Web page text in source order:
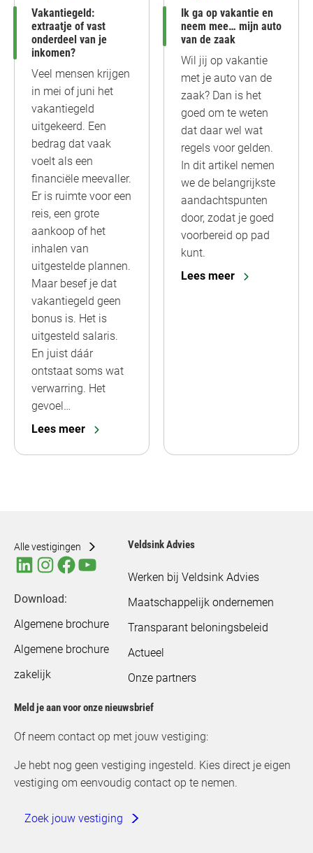
Vakantiegeld:
extraatje of vast
onderdeel van je
inkomen?
Veel mensen krijgen
in mei of juni het
vakantiegeld
uitgekeerd. Een
bedrag dat vaak
voelt als een
financiële meevaller.
Er is ruimte voor een
reis, een grote
aankoop of het
inhalen van
uitgestelde plannen.
Maar besef je dat
vakantiegeld geen
bonus is. Het is
uitgesteld salaris.
En juist dáár
ontstaat soms wat
verwarring. Het
gevoel…
Lees meer
Ik ga op vakantie en
neem mee… mijn auto
van de zaak
Wil jij op vakantie
met je auto van de
zaak? Dan is het
goed om te weten
dat daar wel wat
regels voor gelden.
In dit artikel nemen
we de belangrijkste
aandachtspunten
door, zodat je goed
voorbereid op pad
kunt.
Lees meer
Alle vestigingen
Download:
Algemene brochure
Algemene brochure
zakelijk
Veldsink Advies
Werken bij Veldsink Advies
Maatschappelijk ondernemen
Transparant beloningsbeleid
Actueel
Onze partners
Meld je aan voor onze nieuwsbrief
Of neem contact op met jouw vestiging:
Je hebt nog geen vestiging ingesteld. Kies direct je eigen
vestiging om eenvoudig contact op te nemen.
Zoek jouw vestiging